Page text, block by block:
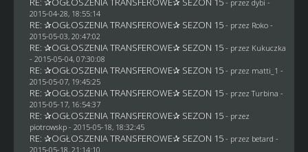
- przez dybi -
2015-04-28, 18:55:14
RE: ✰OGŁOSZENIA TRANSFEROWE✰ SEZON 15 - przez Roko-
2015-05-03, 20:47:02
RE: ✰OGŁOSZENIA TRANSFEROWE✰ SEZON 15 - przez Kukuczka
- 2015-05-04, 07:30:08
RE: ✰OGŁOSZENIA TRANSFEROWE✰ SEZON 15 - przez matti_1 -
2015-05-07, 19:45:25
RE: ✰OGŁOSZENIA TRANSFEROWE✰ SEZON 15 - przez Turbina -
2015-05-17, 16:54:37
RE: ✰OGŁOSZENIA TRANSFEROWE✰ SEZON 15 - przez
piotrowskp- 2015-05-18, 18:32:45
RE: ✰OGŁOSZENIA TRANSFEROWE✰ SEZON 15 - przez betard -
2015-05-18, 21:14:10